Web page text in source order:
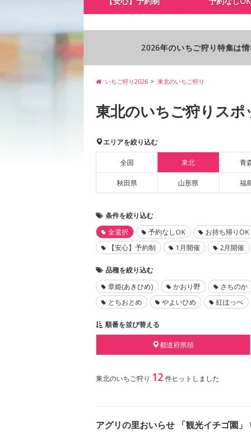
2026年のいちご狩り特集は
いちご狩り2026 東北のいちご狩り
東北のいちご狩りスポ
エリアを絞り込む
全国 東北 青
秋田県 山形県 福
条件を絞り込む
全選択
予約なしOK お持ち帰りOK
【安心】予約制
1月開催 2月開催
品種を絞り込む
章姫(あきひめ)
かおり野 さちのか
とちおとめ
やよいひめ 紅ほっぺ
順番を並び替える
都道府県順
東北のいちご狩り 12 件ヒットしました
アグリの里おいらせ 「観光イチゴ園」